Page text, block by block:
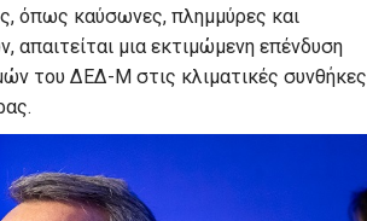
όπως καύσωνες, πλημμύρες και
μια εκτιμώμενη επένδυση
του ΔΕΔ-Μ στις κλιματικές συνθήκες